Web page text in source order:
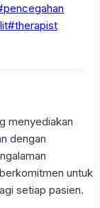
pencegahan
#therapist
menyediakan
dengan
untuk
setiap pasien.